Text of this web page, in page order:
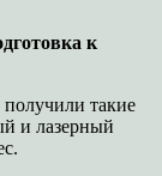
к
получили такие
и лазерный